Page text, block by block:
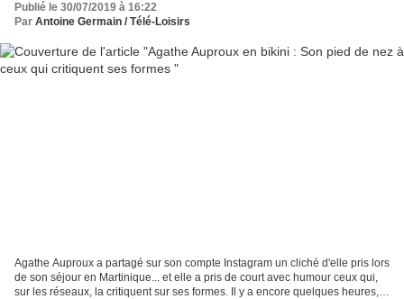
Publié le 30/07/2019 à 16:22
Par Antoine Germain / Télé-Loisirs
Agathe Auproux a partagé sur son compte Instagram un cliché d'elle pris lors
de son séjour en Martinique... et elle a pris de court avec humour ceux qui,
sur les réseaux, la critiquent sur ses formes. Il y a encore quelques heures,